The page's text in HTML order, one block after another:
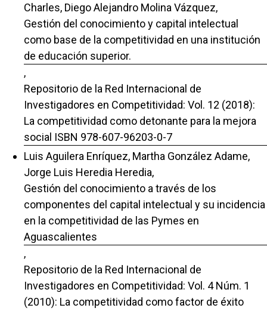
Charles, Diego Alejandro Molina Vázquez,
Gestión del conocimiento y capital intelectual
como base de la competitividad en una institución
de educación superior.
,
Repositorio de la Red Internacional de
Investigadores en Competitividad: Vol. 12 (2018):
La competitividad como detonante para la mejora
social ISBN 978-607-96203-0-7
Luis Aguilera Enríquez, Martha González Adame,
Jorge Luis Heredia Heredia,
Gestión del conocimiento a través de los
componentes del capital intelectual y su incidencia
en la competitividad de las Pymes en
Aguascalientes
,
Repositorio de la Red Internacional de
Investigadores en Competitividad: Vol. 4 Núm. 1
(2010): La competitividad como factor de éxito